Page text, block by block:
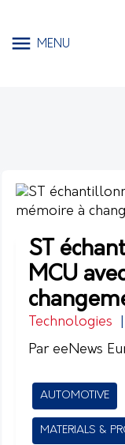
MENU
ST
MCU
Technologies
Par eeNews
AUTOMOTIVE
MATERIALS &